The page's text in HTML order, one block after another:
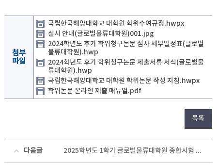
첨부
파일
국립한국해양대학교 대학원 학위수여규정.hwpx
실시 안내(글로벌물류대학원)001.jpg
2024학년도 후기 학위청구논문 심사 세부일정표(글로벌
물류대학원).hwp
2024학년도 후기 학위청구논문 제출서류 서식(글로벌물
류대학원).hwp
국립한국해양대학교 대학원 학위논문 작성 지침.hwpx
학위논문 온라인 제출 매뉴얼.pdf
목록
다음글 2025학년도 1학기 글로벌물류대학원 종합시험 결과 확인 안내